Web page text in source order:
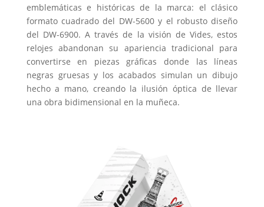
emblemáticas e históricas de la marca: el clásico
formato cuadrado del DW-5600 y el robusto diseño
del DW-6900. A través de la visión de Vides, estos
relojes abandonan su apariencia tradicional para
convertirse en piezas gráficas donde las líneas
negras gruesas y los acabados simulan un dibujo
hecho a mano, creando la ilusión óptica de llevar
una obra bidimensional en la muñeca.